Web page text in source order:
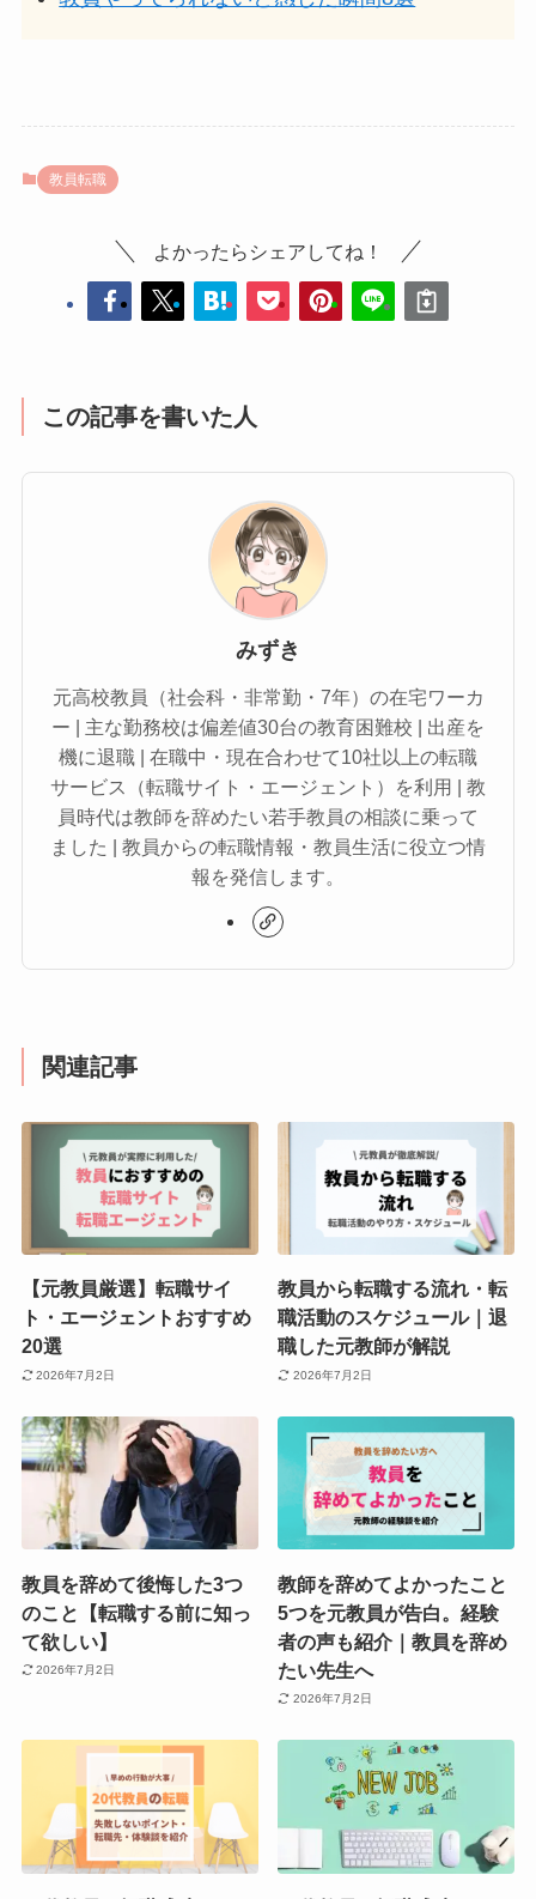
教員転職
よかったらシェアしてね！
この記事を書いた人
みずき
元高校教員（社会科・非常勤・7年）の在宅ワーカ
ー | 主な勤務校は偏差値30台の教育困難校 | 出産を
機に退職 | 在職中・現在合わせて10社以上の転職
サービス（転職サイト・エージェント）を利用 | 教
員時代は教師を辞めたい若手教員の相談に乗って
ました | 教員からの転職情報・教員生活に役立つ情
報を発信します。
関連記事
【元教員厳選】転職サイ
ト・エージェントおすすめ
20選
2026年7月2日
教員から転職する流れ・転
職活動のスケジュール｜退
職した元教師が解説
2026年7月2日
教員を辞めて後悔した3つ
のこと【転職する前に知っ
て欲しい】
2026年7月2日
教師を辞めてよかったこと
5つを元教員が告白。経験
者の声も紹介｜教員を辞め
たい先生へ
2026年7月2日